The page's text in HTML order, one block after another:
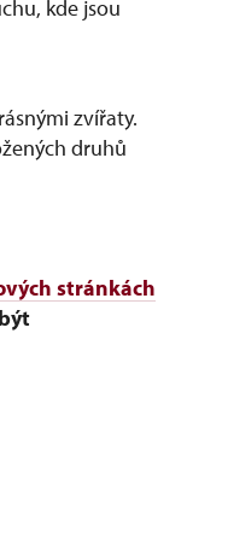
kde jsou
zvířaty.
druhů
stránkách